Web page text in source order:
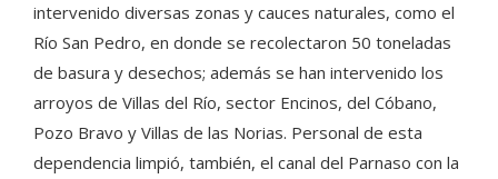
intervenido diversas zonas y cauces naturales, como el
Río San Pedro, en donde se recolectaron 50 toneladas
de basura y desechos; además se han intervenido los
arroyos de Villas del Río, sector Encinos, del Cóbano,
Pozo Bravo y Villas de las Norias. Personal de esta
dependencia limpió, también, el canal del Parnaso con la